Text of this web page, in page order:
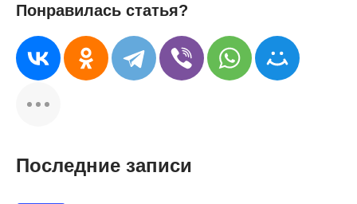
Понравилась статья?
Последние записи